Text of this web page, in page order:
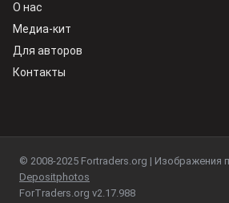
О нас
Медиа-кит
Для авторов
Контакты
© 2008-2025 Fortraders.org | Изображения
Depositphotos
ForTraders.org v2.17.988